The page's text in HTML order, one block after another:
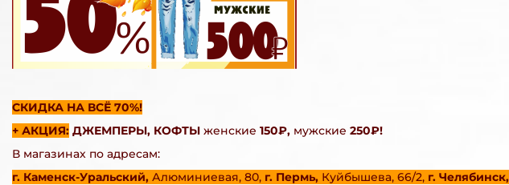
СКИДКА НА ВСЁ 70%!
+ АКЦИЯ: ДЖЕМПЕРЫ, КОФТЫ женские 150₽, мужские 250₽!
В магазинах по адресам:
г. Каменск-Уральский, Алюминиевая, 80, г. Пермь, Куйбышева, 66/2, г. Челябинск,